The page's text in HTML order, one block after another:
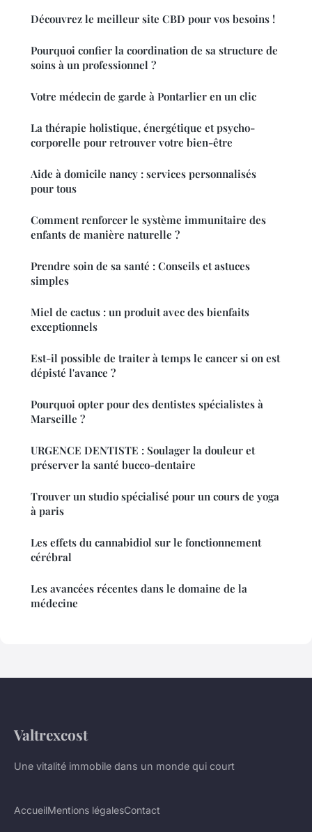
Découvrez le meilleur site CBD pour vos besoins !
Pourquoi confier la coordination de sa structure de
soins à un professionnel ?
Votre médecin de garde à Pontarlier en un clic
La thérapie holistique, énergétique et psycho-
corporelle pour retrouver votre bien-être
Aide à domicile nancy : services personnalisés
pour tous
Comment renforcer le système immunitaire des
enfants de manière naturelle ?
Prendre soin de sa santé : Conseils et astuces
simples
Miel de cactus : un produit avec des bienfaits
exceptionnels
Est-il possible de traiter à temps le cancer si on est
dépisté l'avance ?
Pourquoi opter pour des dentistes spécialistes à
Marseille ?
URGENCE DENTISTE : Soulager la douleur et
préserver la santé bucco-dentaire
Trouver un studio spécialisé pour un cours de yoga
à paris
Les effets du cannabidiol sur le fonctionnement
cérébral
Les avancées récentes dans le domaine de la
médecine
Valtrexcost
Une vitalité immobile dans un monde qui court
AccueilMentions légalesContact